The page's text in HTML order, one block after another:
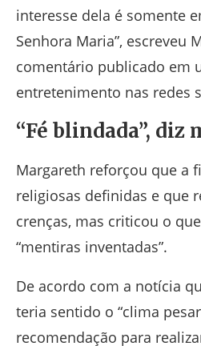
interesse dela é somente
Senhora Maria”, escreveu
comentário publicado em
entretenimento nas redes
“Fé blindada”, diz
Margareth reforçou que a
religiosas definidas e que
crenças, mas criticou o
“mentiras inventadas”.
De acordo com a notícia
teria sentido o “clima
recomendação para